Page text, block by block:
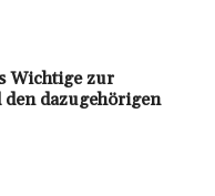
Wichtige zur
dazugehörigen